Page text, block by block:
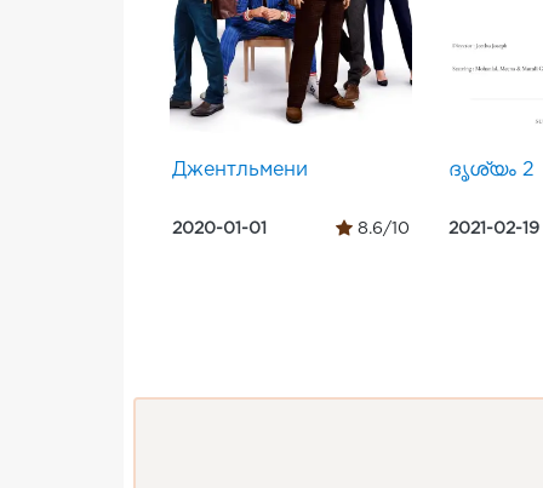
Джентльмени
2020-01-01 8.6/10
ദൃശ്യം 2
2021-02-19